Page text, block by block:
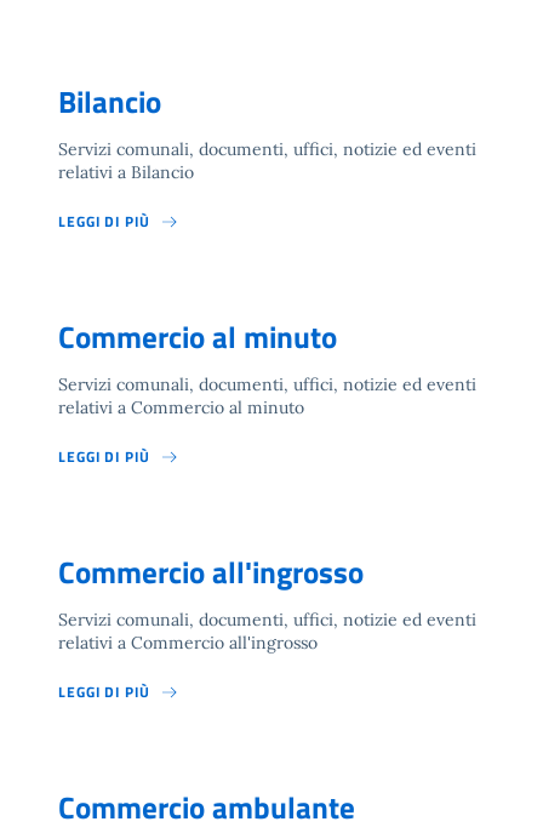
Bilancio
Servizi comunali, documenti, uffici, notizie ed eventi
relativi a Bilancio
LEGGI DI PIÙ
Commercio al minuto
Servizi comunali, documenti, uffici, notizie ed eventi
relativi a Commercio al minuto
LEGGI DI PIÙ
Commercio all'ingrosso
Servizi comunali, documenti, uffici, notizie ed eventi
relativi a Commercio all'ingrosso
LEGGI DI PIÙ
Commercio ambulante